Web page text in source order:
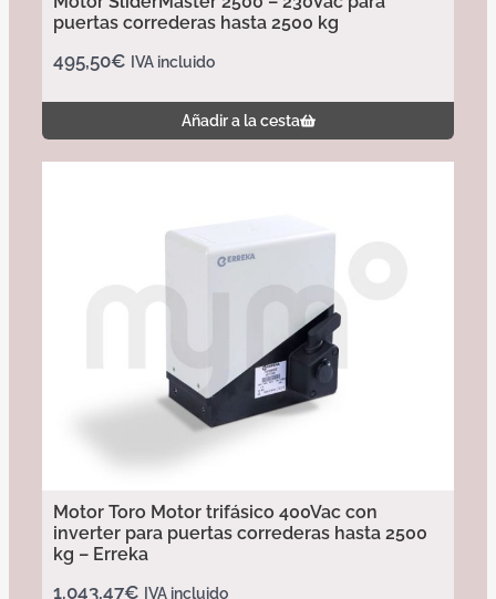
puertas correderas hasta 2500 kg
495,50€ IVA incluido
Añadir a la cesta
Motor Toro Motor trifásico 400Vac con
inverter para puertas correderas hasta 2500
kg – Erreka
1.043,47€ IVA incluido